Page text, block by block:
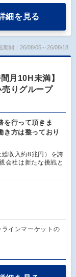
細を見る
期間：26/08/05～26/08/18
月10H未満】
りグループ
を行って頂きま
き方は整っており
収入約8兆円）を誇
会社は新たな挑戦と
インマーケットの